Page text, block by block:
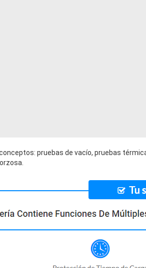
pruebas de vacío, pruebas